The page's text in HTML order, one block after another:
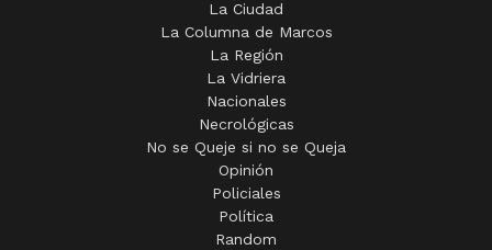
La Ciudad
La Columna de Marcos
La Región
La Vidriera
Nacionales
Necrológicas
No se Queje si no se Queja
Opinión
Policiales
Política
Random